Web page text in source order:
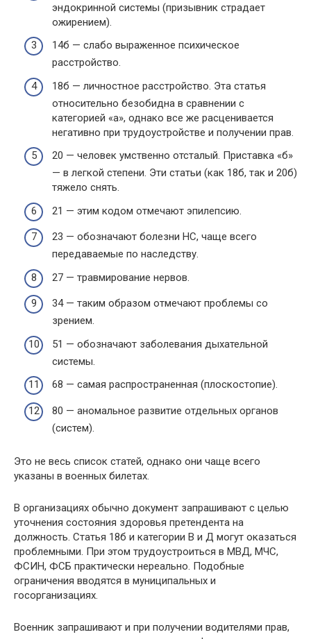
эндокринной системы (призывник страдает
ожирением).
14б — слабо выраженное психическое
расстройство.
18б — личностное расстройство. Эта статья
относительно безобидна в сравнении с
категорией «а», однако все же расценивается
негативно при трудоустройстве и получении прав.
20 — человек умственно отсталый. Приставка «б»
— в легкой степени. Эти статьи (как 18б, так и 20б)
тяжело снять.
21 — этим кодом отмечают эпилепсию.
23 — обозначают болезни НС, чаще всего
передаваемые по наследству.
27 — травмирование нервов.
34 — таким образом отмечают проблемы со
зрением.
51 — обозначают заболевания дыхательной
системы.
68 — самая распространенная (плоскостопие).
80 — аномальное развитие отдельных органов
(систем).
Это не весь список статей, однако они чаще всего
указаны в военных билетах.
В организациях обычно документ запрашивают с целью
уточнения состояния здоровья претендента на
должность. Статья 18б и категории В и Д могут оказаться
проблемными. При этом трудоустроиться в МВД, МЧС,
ФСИН, ФСБ практически нереально. Подобные
ограничения вводятся в муниципальных и
госорганизациях.
Военник запрашивают и при получении водителями прав,